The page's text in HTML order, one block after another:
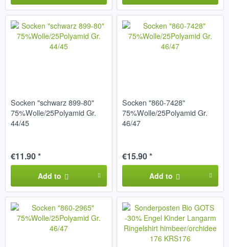
Socken "schwarz 899-80"
75%Wolle/25Polyamid Gr.
44/45
€11.90 *
Add to
Socken "860-7428"
75%Wolle/25Polyamid Gr.
46/47
€15.90 *
Add to